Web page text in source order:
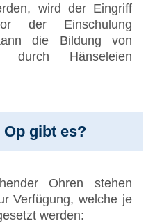
wird der Eingriff
der Einschulung
die Bildung von
durch Hänseleien
Op gibt es?
Ohren stehen
Verfügung, welche je
werden: